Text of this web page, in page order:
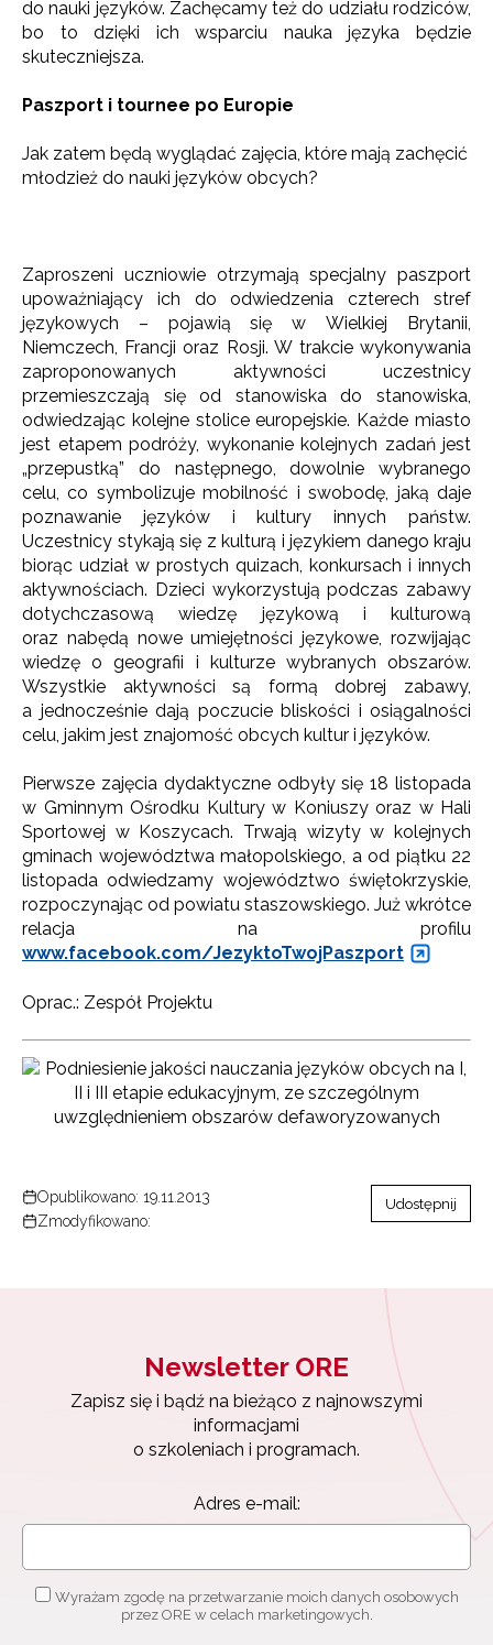
do nauki języków. Zachęcamy też do udziału rodziców,
bo to dzięki ich wsparciu nauka języka będzie
skuteczniejsza.
Paszport i tournee po Europie
Jak zatem będą wyglądać zajęcia, które mają zachęcić
młodzież do nauki języków obcych?
Zaproszeni uczniowie otrzymają specjalny paszport
upoważniający ich do odwiedzenia czterech stref
językowych – pojawią się w Wielkiej Brytanii,
Niemczech, Francji oraz Rosji. W trakcie wykonywania
zaproponowanych aktywności uczestnicy
przemieszczają się od stanowiska do stanowiska,
odwiedzając kolejne stolice europejskie. Każde miasto
jest etapem podróży, wykonanie kolejnych zadań jest
„przepustką” do następnego, dowolnie wybranego
celu, co symbolizuje mobilność i swobodę, jaką daje
poznawanie języków i kultury innych państw.
Uczestnicy stykają się z kulturą i językiem danego kraju
biorąc udział w prostych quizach, konkursach i innych
aktywnościach. Dzieci wykorzystują podczas zabawy
dotychczasową wiedzę językową i kulturową
oraz nabędą nowe umiejętności językowe, rozwijając
wiedzę o geografii i kulturze wybranych obszarów.
Wszystkie aktywności są formą dobrej zabawy,
a jednocześnie dają poczucie bliskości i osiągalności
celu, jakim jest znajomość obcych kultur i języków.
Pierwsze zajęcia dydaktyczne odbyły się 18 listopada
w Gminnym Ośrodku Kultury w Koniuszy oraz w Hali
Sportowej w Koszycach. Trwają wizyty w kolejnych
gminach województwa małopolskiego, a od piątku 22
listopada odwiedzamy województwo świętokrzyskie,
rozpoczynając od powiatu staszowskiego. Już wkrótce
relacja na profilu
www.facebook.com/JezyktoTwojPaszport
Oprac.: Zespół Projektu
Opublikowano: 19.11.2013
Zmodyfikowano:
Udostępnij
Newsletter ORE
Zapisz się i bądź na bieżąco z najnowszymi
informacjami
o szkoleniach i programach.
Adres e-mail:
Wyrażam zgodę na przetwarzanie moich danych osobowych
przez ORE w celach marketingowych.
Newsletter ORE
o szkoleniach i programach.
Adres e-mail:
Wyrażam zgodę na przetwarzanie moich danych
osobowych przez ORE w celach marketingowych.
Zapisuję się